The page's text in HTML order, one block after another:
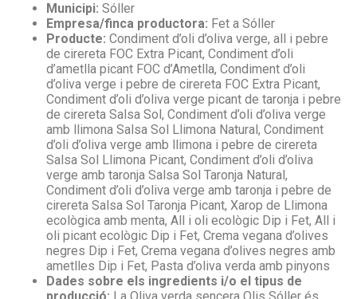
Municipi: Sóller
Empresa/finca productora: Fet a Sóller
Producte: Condiment d’oli d’oliva verge, all i pebre
de cirereta FOC Extra Picant, Condiment d’oli
d’ametlla picant FOC d’Ametlla, Condiment d’oli
d’oliva verge i pebre de cirereta FOC Extra Picant,
Condiment d’oli d’oliva verge picant de taronja i pebre
de cirereta Salsa Sol, Condiment d’oli d’oliva verge
amb llimona Salsa Sol Llimona Natural, Condiment
d’oli d’oliva verge amb llimona i pebre de cirereta
Salsa Sol Llimona Picant, Condiment d’oli d’oliva
verge amb taronja Salsa Sol Taronja Natural,
Condiment d’oli d’oliva verge amb taronja i pebre de
cirereta Salsa Sol Taronja Picant, Xarop de Llimona
ecològica amb menta, All i oli ecològic Dip i Fet, All i
oli picant ecològic Dip i Fet, Crema vegana d’olives
negres Dip i Fet, Crema vegana d’olives negres amb
ametlles Dip i Fet, Pasta d’oliva verda amb pinyons
Dades sobre els ingredients i/o el tipus de